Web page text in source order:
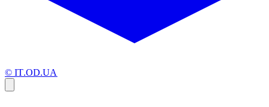
© IT.OD.UA